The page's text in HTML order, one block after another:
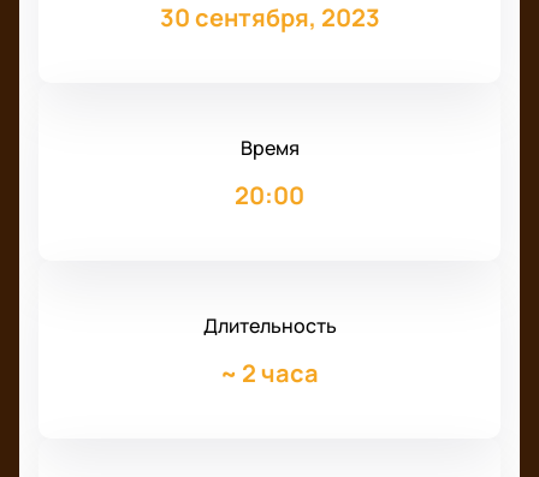
30 сентября, 2023
Время
20:00
Длительность
~ 2 часа